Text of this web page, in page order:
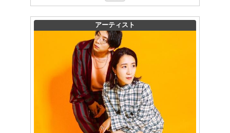
アーティスト